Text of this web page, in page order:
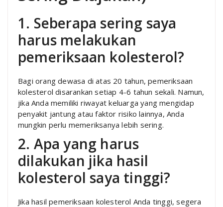
1. Seberapa sering saya
harus melakukan
pemeriksaan kolesterol?
Bagi orang dewasa di atas 20 tahun, pemeriksaan
kolesterol disarankan setiap 4-6 tahun sekali. Namun,
jika Anda memiliki riwayat keluarga yang mengidap
penyakit jantung atau faktor risiko lainnya, Anda
mungkin perlu memeriksanya lebih sering.
2. Apa yang harus
dilakukan jika hasil
kolesterol saya tinggi?
Jika hasil pemeriksaan kolesterol Anda tinggi, segera